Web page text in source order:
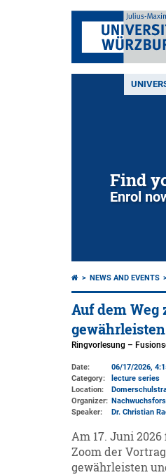
Find
Enrol
NEWS AND EVENTS
Auf dem
Ringvorlesung –
Date:
06/17/2026,
Category:
lecture series
Location:
Organizer:
Speaker:
Dr. Christian
Am 17. Juni
Zoom der
gewährleisten